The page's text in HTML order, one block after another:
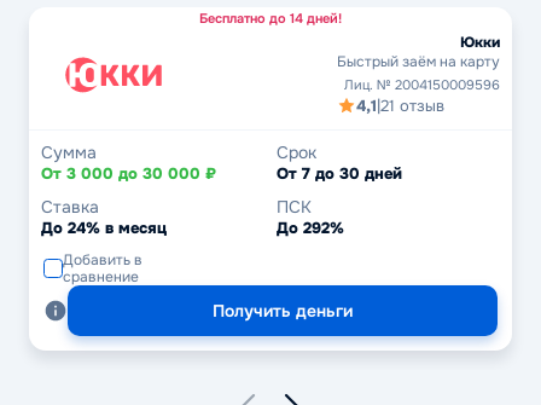
Бесплатно до 14 дней!
Юкки
Быстрый заём на карту
Лиц. № 2004150009596
4,1|21 отзыв
Сумма
От 3 000 до 30 000 ₽
Срок
От 7 до 30 дней
Ставка
До 24% в месяц
ПСК
До 292%
Добавить в
сравнение
Получить деньги